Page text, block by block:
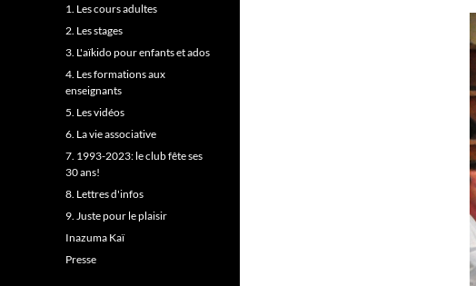
1. Les cours adultes
2. Les stages
3. L'aïkido pour enfants et ados
4. Les formations aux
enseignants
5. Les vidéos
6. La vie associative
7. 1993-2023: le club fête ses
30 ans!
8. Lettres d'infos
9. Juste pour le plaisir
Inazuma Kaï
Presse